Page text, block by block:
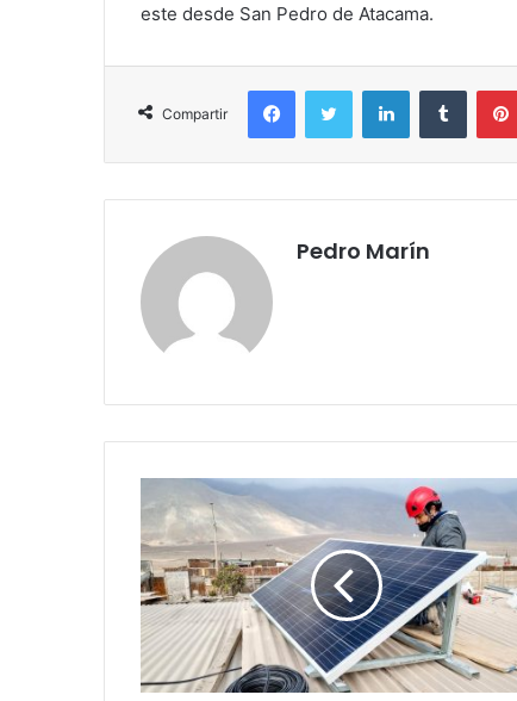
este desde San Pedro de Atacama.
Compartir
FacebookTwitter LinkedInTumblr
Pedro Marín